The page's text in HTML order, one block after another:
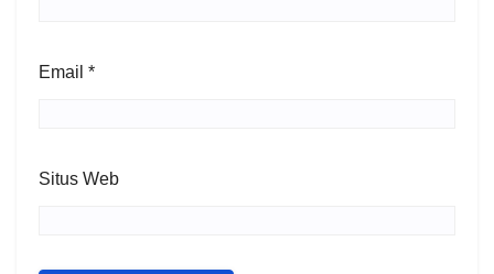
Email *
Situs Web